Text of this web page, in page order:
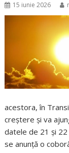
15 iunie 2026
acestora, în
creștere și va
datele de 21 și
se anunță o